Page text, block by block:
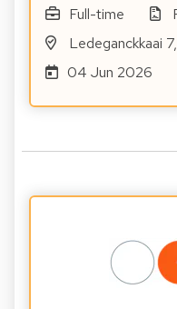
Full-time
Ledeganckkaai
04 Jun 2026